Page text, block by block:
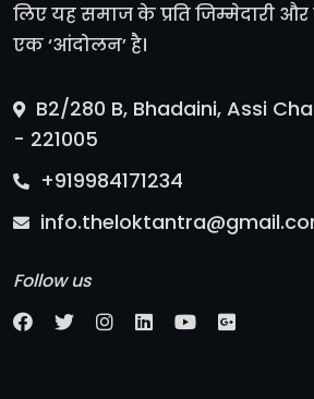
लिए यह समाज के प्रति जिम्मेदारी
एक ‘आंदोलन’ है।
B2/280 B, Bhadaini, Assi
- 221005
+919984171234
Follow us